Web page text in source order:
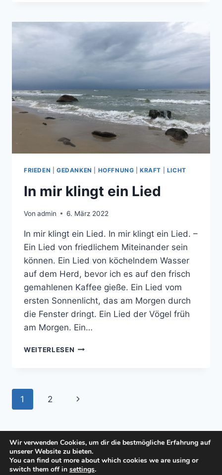
FRIEDEN GEDANKEN HOFFNUNG |KRAFT LICHT
In mir klingt ein Lied
Von admin 6. März 2022
In mir klingt ein Lied. In mir klingt ein Lied. –
Ein Lied von friedlichem Miteinander sein
können. Ein Lied von köchelndem Wasser
auf dem Herd, bevor ich es auf den frisch
gemahlenen Kaffee gieße. Ein Lied vom
ersten Sonnenlicht, das am Morgen durch
die Fenster dringt. Ein Lied der Vögel früh
am Morgen. Ein…
WEITERLESEN IN
Seitennavigation
1 2
Nächste
© 2026 manuela-buech.de - WordPress Theme
Wir verwenden Cookies, um dir die bestmögliche Erfahrung auf
unserer Website zu bieten.
You can find out more about which cookies we are using or
switch them off in settings.